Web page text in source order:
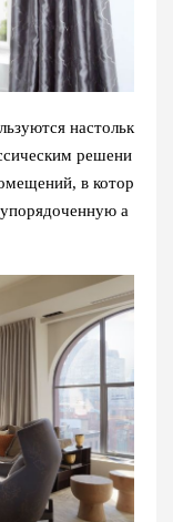
настольк
решени
в котор
а